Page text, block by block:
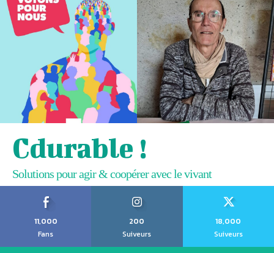
Cdurable !
Solutions pour agir & coopérer avec le vivant
11,000
Fans
200
Suiveurs
18,000
Suiveurs